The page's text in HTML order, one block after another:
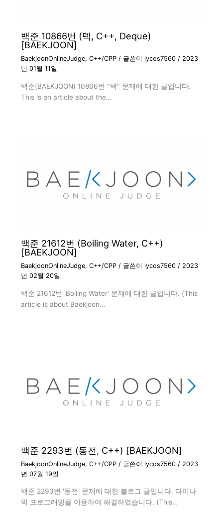
백준 10866번 (덱, C++, Deque)
[BAEKJOON]
BaekjoonOnlineJudge, C++/CPP/ 글쓴이 lycos7560 / 2023
년 01월 11일
백준(BAEKJOON) 10866번 "덱" 문제에 대한 글입니다.
This is an article about the…
백준 21612번 (Boiling Water, C++)
[BAEKJOON]
BaekjoonOnlineJudge, C++/CPP/ 글쓴이 lycos7560 / 2023
년 02월 20일
백준 21612번 'Boiling Water' 문제에 대한 글입니다. (This
article is about Baekjoon…
백준 2293번 (동전, C++) [BAEKJOON]
BaekjoonOnlineJudge, C++/CPP/ 글쓴이 lycos7560 / 2023
년 07월 19일
백준 2293번 '동전' 문제에 대한 블로그 글입니다. 다이나
믹 프로그래밍을 이용하여 해결하였습니다. (This…